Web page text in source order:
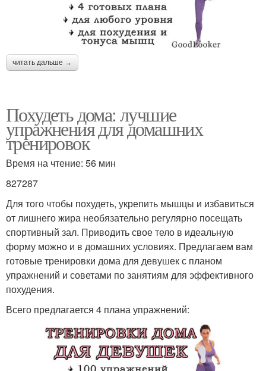
читать дальше →
Похудеть дома: лучшие
упражнения для домашних
тренировок
Время на чтение: 56 мин
827287
Для того чтобы похудеть, укрепить мышцы и избавиться
от лишнего жира необязательно регулярно посещать
спортивный зал. Приводить свое тело в идеальную
форму можно и в домашних условиях. Предлагаем вам
готовые тренировки дома для девушек с планом
упражнений и советами по занятиям для эффективного
похудения.
Всего предлагается 4 плана упражнений: